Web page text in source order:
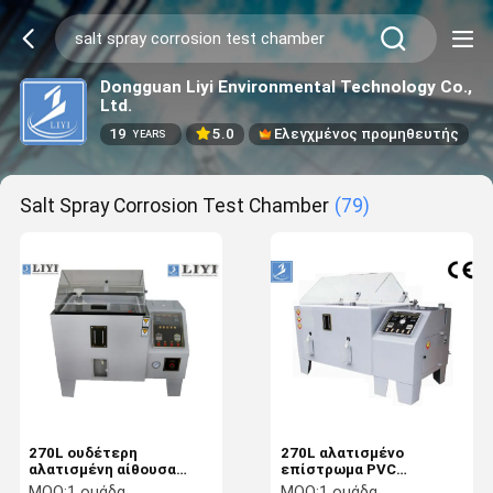
Dongguan Liyi Environmental Technology Co.,
Ltd.
19 YEARS 5.0 Ελεγχμένος προμηθευτής
Salt Spray Corrosion Test Chamber (79)
270L ουδέτερη
αλατισμένη αίθουσα
δοκιμής διάβρωσης
270L αλατισμένο
επίστρωμα PVC
αιθουσών δοκιμής